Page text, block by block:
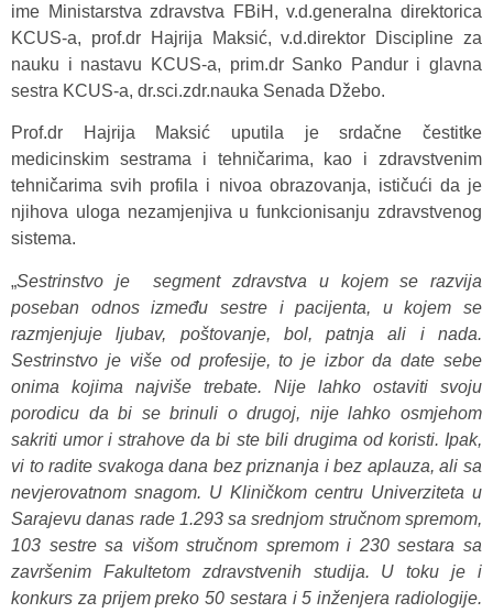
ime Ministarstva zdravstva FBiH, v.d.generalna direktorica
KCUS-a, prof.dr Hajrija Maksić, v.d.direktor Discipline za
nauku i nastavu KCUS-a, prim.dr Sanko Pandur i glavna
sestra KCUS-a, dr.sci.zdr.nauka Senada Džebo.
Prof.dr Hajrija Maksić uputila je srdačne čestitke
medicinskim sestrama i tehničarima, kao i zdravstvenim
tehničarima svih profila i nivoa obrazovanja, ističući da je
njihova uloga nezamjenjiva u funkcionisanju zdravstvenog
sistema.
„Sestrinstvo je segment zdravstva u kojem se razvija
poseban odnos između sestre i pacijenta, u kojem se
razmjenjuje ljubav, poštovanje, bol, patnja ali i nada.
Sestrinstvo je više od profesije, to je izbor da date sebe
onima kojima najviše trebate. Nije lahko ostaviti svoju
porodicu da bi se brinuli o drugoj, nije lahko osmjehom
sakriti umor i strahove da bi ste bili drugima od koristi. Ipak,
vi to radite svakoga dana bez priznanja i bez aplauza, ali sa
nevjerovatnom snagom. U Kliničkom centru Univerziteta u
Sarajevu danas rade 1.293 sa srednjom stručnom spremom,
103 sestre sa višom stručnom spremom i 230 sestara sa
završenim Fakultetom zdravstvenih studija. U toku je i
konkurs za prijem preko 50 sestara i 5 inženjera radiologije.